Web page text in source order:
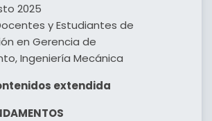
2025
y Estudiantes de
en Gerencia de
Ingeniería Mecánica
extendida